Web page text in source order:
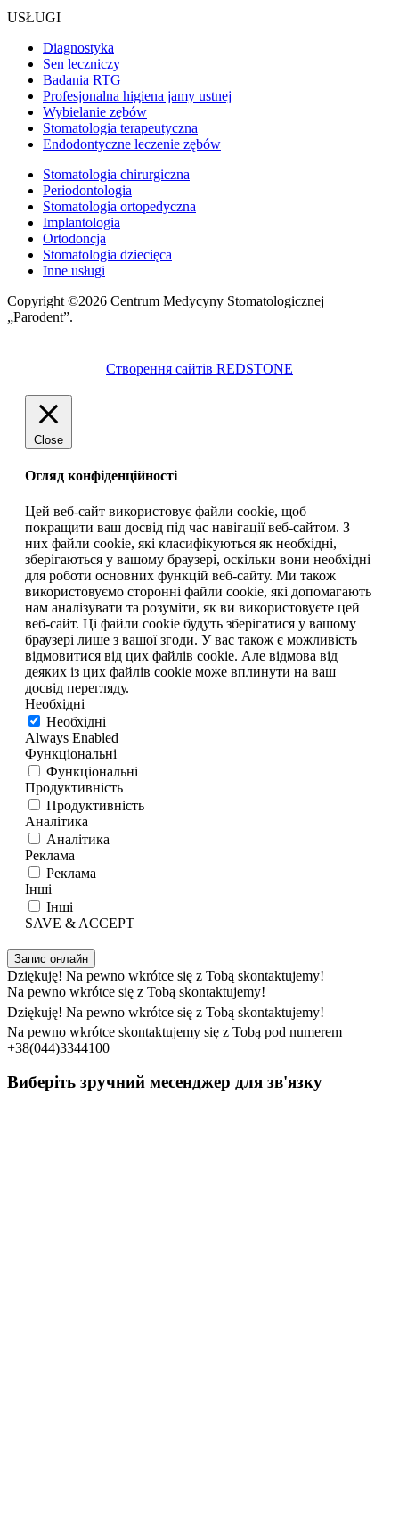
USŁUGI
Diagnostyka
Sen leczniczy
Badania RTG
Profesjonalna higiena jamy ustnej
Wybielanie zębów
Stomatologia terapeutyczna
Endodontyczne leczenie zębów
Stomatologia chirurgiczna
Periodontologia
Stomatologia ortopedyczna
Implantologia
Ortodoncja
Stomatologia dziecięca
Inne usługi
Copyright ©2026 Centrum Medycyny Stomatologicznej
„Parodent”.
Створення сайтів REDSTONE
Close
Огляд конфіденційності
Цей веб-сайт використовує файли cookie, щоб
покращити ваш досвід під час навігації веб-сайтом. З
них файли cookie, які класифікуються як необхідні,
зберігаються у вашому браузері, оскільки вони необхідні
для роботи основних функцій веб-сайту. Ми також
використовуємо сторонні файли cookie, які допомагають
нам аналізувати та розуміти, як ви використовуєте цей
веб-сайт. Ці файли cookie будуть зберігатися у вашому
браузері лише з вашої згоди. У вас також є можливість
відмовитися від цих файлів cookie. Але відмова від
деяких із цих файлів cookie може вплинути на ваш
досвід перегляду.
Необхідні
Необхідні
Always Enabled
Функціональні
Функціональні
Продуктивність
Продуктивність
Аналітика
Аналітика
Реклама
Реклама
Інші
Інші
SAVE & ACCEPT
Запис онлайн
Dziękuję! Na pewno wkrótce się z Tobą skontaktujemy!
Na pewno wkrótce się z Tobą skontaktujemy!
Dziękuję! Na pewno wkrótce się z Tobą skontaktujemy!
Na pewno wkrótce skontaktujemy się z Tobą pod numerem
+38(044)3344100
Виберіть зручний месенджер для зв'язку